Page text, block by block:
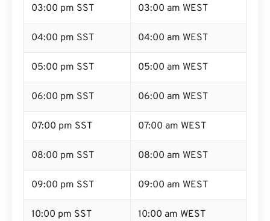
03:00 pm SST 03:00 am WEST
04:00 pm SST 04:00 am WEST
05:00 pm SST 05:00 am WEST
06:00 pm SST 06:00 am WEST
07:00 pm SST 07:00 am WEST
08:00 pm SST 08:00 am WEST
09:00 pm SST 09:00 am WEST
10:00 pm SST 10:00 am WEST